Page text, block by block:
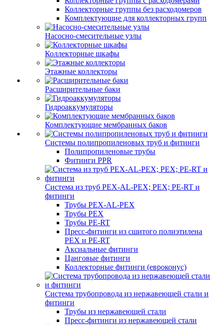
Коллекторные группы без расходомеров
Комплектующие для коллекторных групп
Насосно-смесительные узлы
Коллекторные шкафы
Этажные коллекторы
Расширительные баки
Гидроаккумуляторы
Комплектующие мембранных баков
Системы полипропиленовых труб и фитинги
Полипропиленовые трубы
Фитинги PPR
Система из труб PEX-AL-PEX; PEX; PE-RT и
фитинги
Трубы PEX-AL-PEX
Трубы PEX
Трубы PE-RT
Пресс-фитинги из сшитого полиэтилена
PEX и PE-RT
Аксиальные фитинги
Цанговые фитинги
Коллекторные фитинги (евроконус)
Система трубопровода из нержавеющей стали и
фитинги
Трубы из нержавеющей стали
Пресс-фитинги из нержавеющей стали